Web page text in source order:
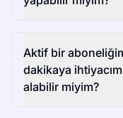
Aktif bir
dakikaya
alabilir miyim?